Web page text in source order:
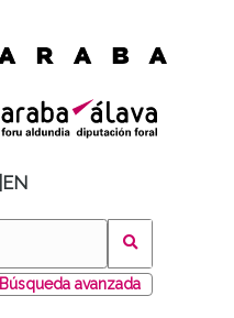
EN
Búsqueda avanzada